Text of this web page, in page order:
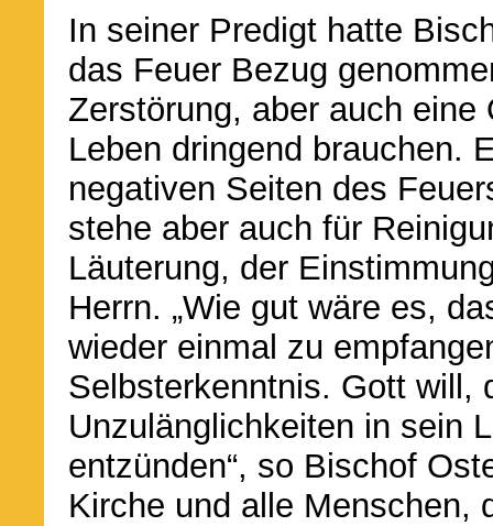
In seiner Predigt hatte
das Feuer Bezug
Zerstörung, aber auch
Leben dringend brauchen.
negativen Seiten des
stehe aber auch für
Läuterung, der
Herrn. „Wie gut wäre es,
wieder einmal zu
Selbsterkenntnis. Gott will,
Unzulänglichkeiten in sein
entzünden“, so Bischof
Kirche und alle Menschen,